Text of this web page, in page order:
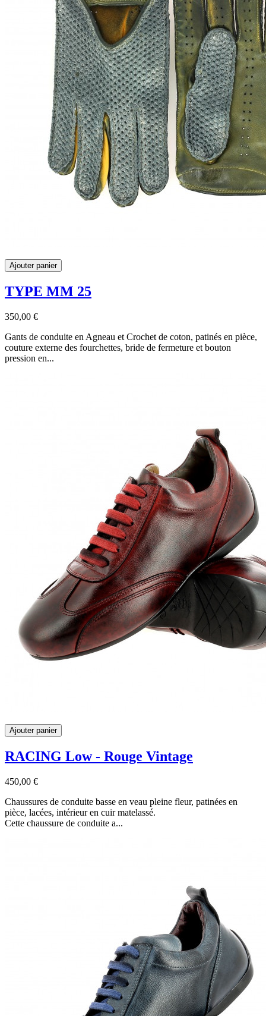
Ajouter panier
TYPE MM 25
350,00 €
Gants de conduite en Agneau et Crochet de coton, patinés en pièce,
couture externe des fourchettes, bride de fermeture et bouton
pression en...
Ajouter panier
RACING Low - Rouge Vintage
450,00 €
Chaussures de conduite basse en veau pleine fleur, patinées en
pièce, lacées, intérieur en cuir matelassé.
Cette chaussure de conduite a...